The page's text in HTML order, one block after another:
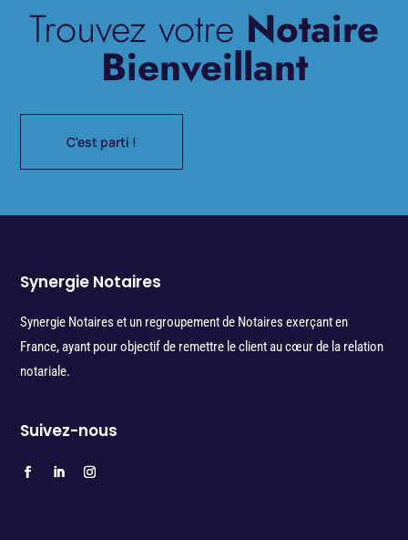
Trouvez votre Notaire
Bienveillant
C'est parti !
Synergie Notaires
Synergie Notaires et un regroupement de Notaires exerçant en
France, ayant pour objectif de remettre le client au cœur de la relation
notariale.
Suivez-nous